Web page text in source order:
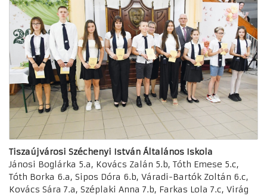
Tiszaújvárosi Széchenyi István Általános Iskola
Jánosi Boglárka 5.a, Kovács Zalán 5.b, Tóth Emese 5.c,
Tóth Borka 6.a, Sipos Dóra 6.b, Váradi-Bartók Zoltán 6.c,
Kovács Sára 7.a, Széplaki Anna 7.b, Farkas Lola 7.c, Virág